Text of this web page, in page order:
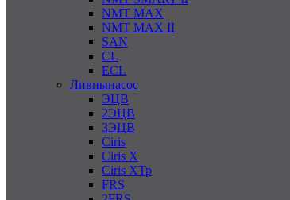
NMT MAX
NMT MAX II
SAN
CL
ECL
Ливнынасос
ЭЦВ
2ЭЦВ
3ЭЦВ
Ciris
Ciris X
Ciris ХТр
FRS